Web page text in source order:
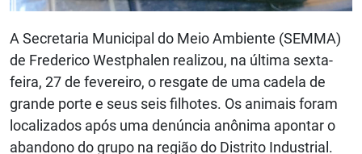
A Secretaria Municipal do Meio Ambiente (SEMMA)
de Frederico Westphalen realizou, na última sexta-
feira, 27 de fevereiro, o resgate de uma cadela de
grande porte e seus seis filhotes. Os animais foram
localizados após uma denúncia anônima apontar o
abandono do grupo na região do Distrito Industrial.